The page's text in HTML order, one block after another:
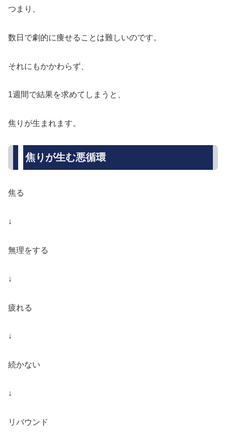
つまり、
数日で劇的に痩せることは難しいのです。
それにもかかわらず、
1週間で結果を求めてしまうと、
焦りが生まれます。
焦りが生む悪循環
焦る
↓
無理をする
↓
疲れる
↓
続かない
↓
リバウンド